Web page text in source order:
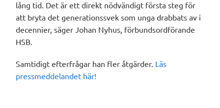
lång tid. Det är ett direkt nödvändigt första steg för
att bryta det generationssvek som unga drabbats av i
decennier, säger Johan Nyhus, förbundsordförande
HSB.
Samtidigt efterfrågar han fler åtgärder. Läs
pressmeddelandet här!